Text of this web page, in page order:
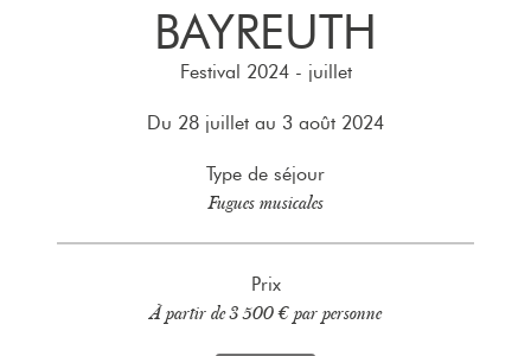
BAYREUTH
Festival 2024 - juillet
Du 28 juillet au 3 août 2024
Type de séjour
Fugues musicales
Prix
À partir de 3 500 € par personne